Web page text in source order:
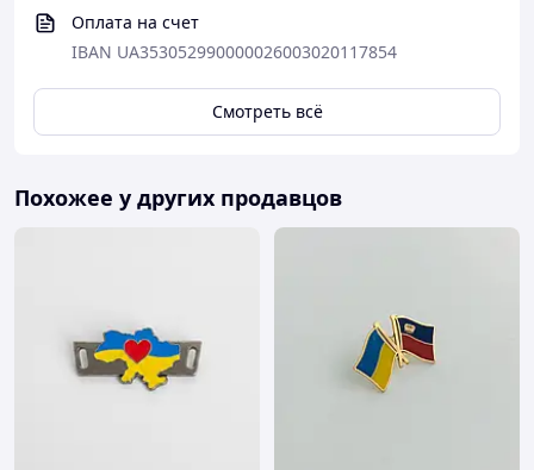
Оплата на счет
IBAN UA353052990000026003020117854
Смотреть всё
Похожее у других продавцов